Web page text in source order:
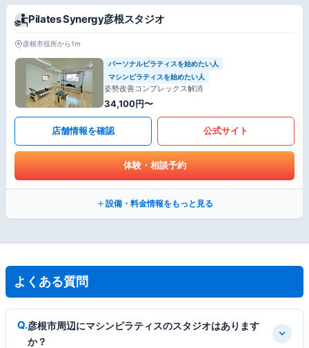
Pilates Synergy彦根スタジオ
彦根市役所から1m
パーソナルピラティスを始めたい人
マシンピラティスを始めたい人
姿勢改善コンプレックス解消
34,100円〜
店舗情報を確認 公式サイト
体験・相談予約
設備・料金情報をもっと見る
よくある質問
彦根市周辺にマシンピラティスのスタジオはあります
か？